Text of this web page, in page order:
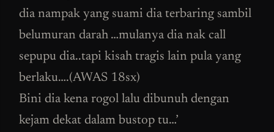
dia nampak yang suami dia terbaring sambil
belumuran darah …mulanya dia nak call
sepupu dia..tapi kisah tragis lain pula yang
berlaku….(AWAS 18sx)
Bini dia kena rogol lalu dibunuh dengan
kejam dekat dalam bustop tu…’